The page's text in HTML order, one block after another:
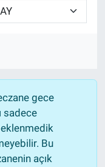
gece
sadece
Bu
açık